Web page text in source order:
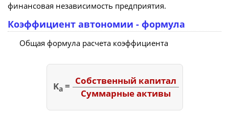
финансовая независимость предприятия.
Коэффициент автономии - формула
Общая формула расчета коэффициента
Kа= Собственный капитал
Суммарные активы